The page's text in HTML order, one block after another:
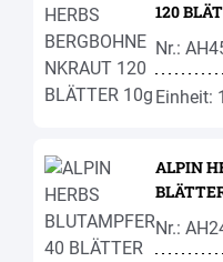
120
Nr.:
Einheit:
ALPIN
Nr.: